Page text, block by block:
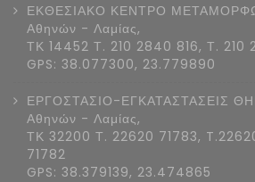
ΕΚΘΕΣΙΑΚΟ ΚΕΝΤΡΟ
Αθηνών - Λαμίας,
ΤΚ 14452 Τ. 210 2840 816, Τ. 210
GPS: 38.077300, 23.779890
ΕΡΓΟΣΤΑΣΙΟ-ΕΓΚΑΤΑΣΤΑΣΕΙΣ
Αθηνών - Λαμίας,
ΤΚ 32200 Τ. 22620 71783,
71782
GPS: 38.379139, 23.474865